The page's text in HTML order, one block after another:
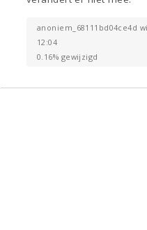
anoniem_68111bd04ce4d
12:04
0.16% gewijzigd